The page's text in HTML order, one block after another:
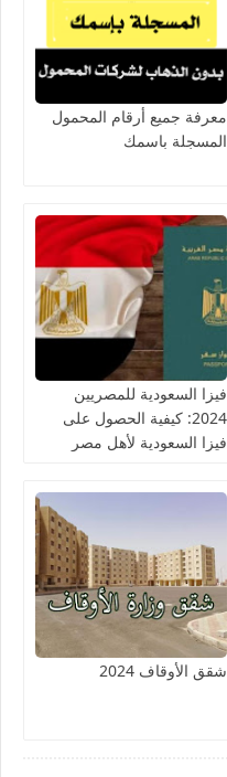
معرفة جميع أرقام المحمول
المسجلة باسمك
فيزا السعودية للمصريين
2024: كيفية الحصول على
فيزا السعودية لأهل مصر
شقق الأوقاف 2024